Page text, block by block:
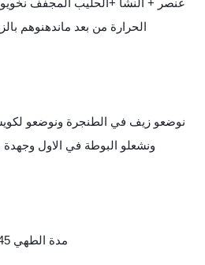
الحرارة من بعد ماندهنوهم
ونشعلو البوطة في الاول وجهدة
مدة الطهي 45 د